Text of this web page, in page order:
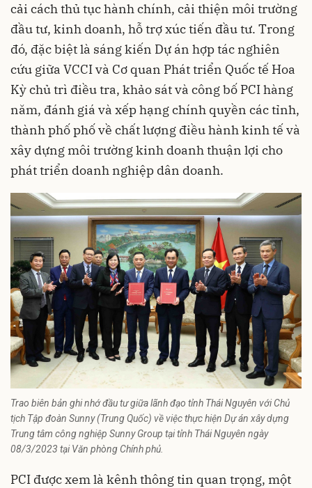
cải cách thủ tục hành chính, cải thiện môi trường
đầu tư, kinh doanh, hỗ trợ xúc tiến đầu tư. Trong
đó, đặc biệt là sáng kiến Dự án hợp tác nghiên
cứu giữa VCCI và Cơ quan Phát triển Quốc tế Hoa
Kỳ chủ trì điều tra, khảo sát và công bố PCI hàng
năm, đánh giá và xếp hạng chính quyền các tỉnh,
thành phố phố về chất lượng điều hành kinh tế và
xây dựng môi trường kinh doanh thuận lợi cho
phát triển doanh nghiệp dân doanh.
Trao biên bản ghi nhớ đầu tư giữa lãnh đạo tỉnh Thái Nguyên với Chủ
tịch Tập đoàn Sunny (Trung Quốc) về việc thực hiện Dự án xây dựng
Trung tâm công nghiệp Sunny Group tại tỉnh Thái Nguyên ngày
08/3/2023 tại Văn phòng Chính phủ.
PCI được xem là kênh thông tin quan trọng, một